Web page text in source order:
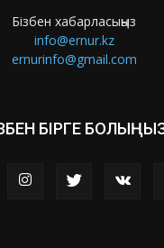
Бізбен хабарласыңыз
info@ernur.kz
ernurinfo@gmail.com
БІРГЕ